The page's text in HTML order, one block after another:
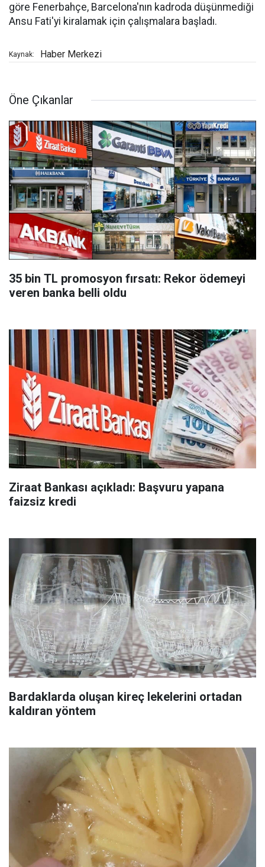
göre Fenerbahçe, Barcelona'nın kadroda düşünmediği
Ansu Fati'yi kiralamak için çalışmalara başladı.
Kaynak: Haber Merkezi
Öne Çıkanlar
35 bin TL promosyon fırsatı: Rekor ödemeyi
veren banka belli oldu
Ziraat Bankası açıkladı: Başvuru yapana
faizsiz kredi
Bardaklarda oluşan kireç lekelerini ortadan
kaldıran yöntem